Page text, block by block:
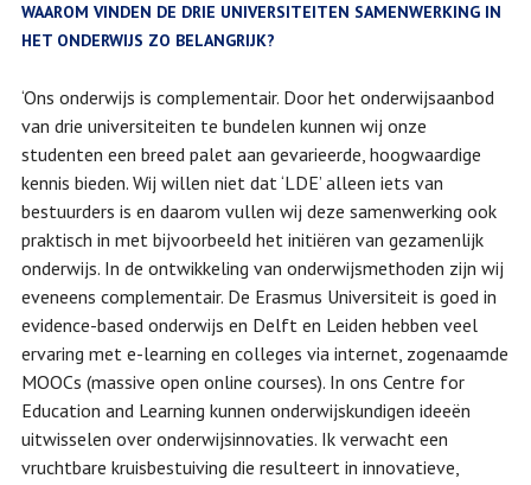
WAAROM VINDEN DE DRIE UNIVERSITEITEN SAMENWERKING IN
HET ONDERWIJS ZO BELANGRIJK?
‘Ons onderwijs is complementair. Door het onderwijsaanbod
van drie universiteiten te bundelen kunnen wij onze
studenten een breed palet aan gevarieerde, hoogwaardige
kennis bieden. Wij willen niet dat ‘LDE’ alleen iets van
bestuurders is en daarom vullen wij deze samenwerking ook
praktisch in met bijvoorbeeld het initiëren van gezamenlijk
onderwijs. In de ontwikkeling van onderwijsmethoden zijn wij
eveneens complementair. De Erasmus Universiteit is goed in
evidence-based onderwijs en Delft en Leiden hebben veel
ervaring met e-learning en colleges via internet, zogenaamde
MOOCs (massive open online courses). In ons Centre for
Education and Learning kunnen onderwijskundigen ideeën
uitwisselen over onderwijsinnovaties. Ik verwacht een
vruchtbare kruisbestuiving die resulteert in innovatieve,